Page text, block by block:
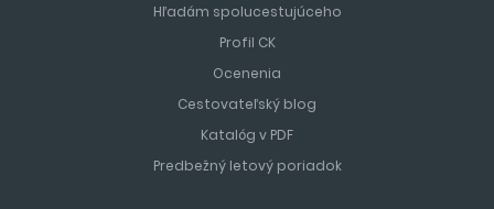
Hľadám spolucestujúceho
Profil CK
Ocenenia
Cestovateľský blog
Katalóg v PDF
Predbežný letový poriadok